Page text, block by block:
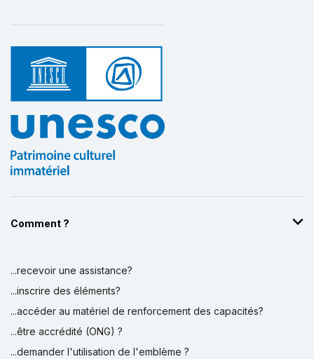
Comment ?
...recevoir une assistance?
...inscrire des éléments?
...accéder au matériel de renforcement des capacités?
...être accrédité (ONG) ?
...demander l'utilisation de l'emblème ?